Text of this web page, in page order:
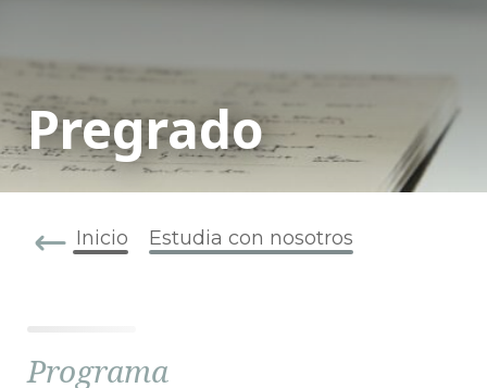
Pregrado
Inicio Estudia con nosotros
Programa